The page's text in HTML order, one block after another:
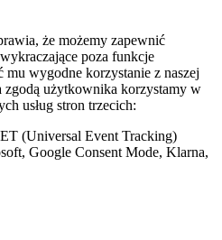
że możemy zapewnić
poza funkcje
wygodne korzystanie z naszej
użytkownika korzystamy w
usług stron trzecich:
(Universal Event Tracking)
Google Consent Mode, Klarna,